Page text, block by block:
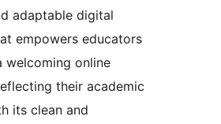
adaptable digital
empowers educators
welcoming online
their academic
its clean and